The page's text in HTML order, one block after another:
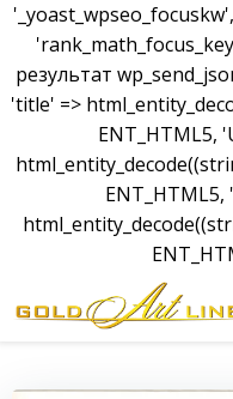
результат
'title' =>
ENT_HTML5,